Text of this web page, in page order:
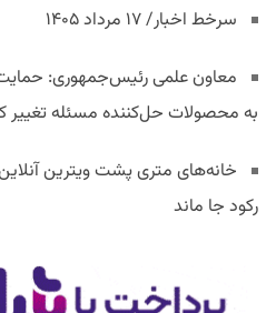
سرخط اخبار/ ۱۷ مرداد ۱۴۰۵
معاون علمی رئیس‌جمهوری:
به محصولات حل‌کننده مسئله تغییر
خانه‌های متری پشت ویترین
رکود جا ماند